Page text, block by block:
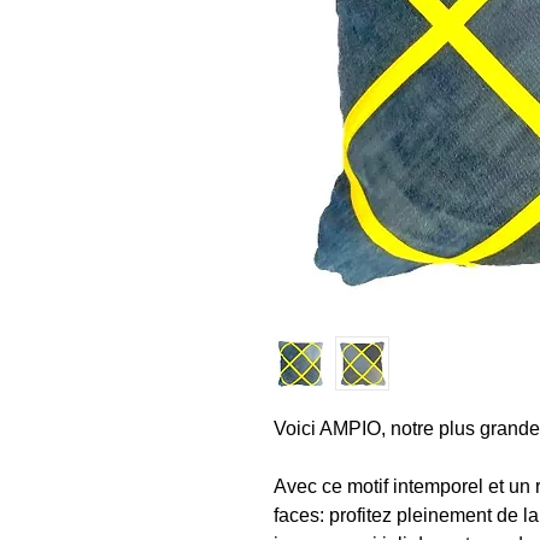
Voici AMPIO, notre plus
Avec ce motif intemporel et un
faces: profitez pleinement de